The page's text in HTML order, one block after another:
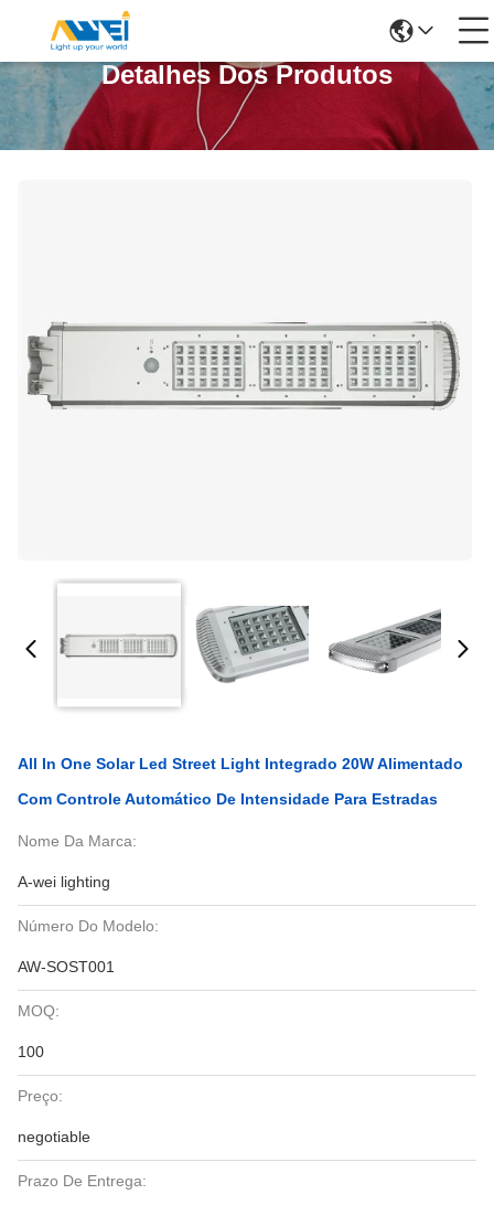
Detalhes Dos Produtos
All In One Solar Led Street Light Integrado 20W Alimentado
Com Controle Automático De Intensidade Para Estradas
Nome Da Marca:
A-wei lighting
Número Do Modelo:
AW-SOST001
MOQ:
100
Preço:
negotiable
Prazo De Entrega: